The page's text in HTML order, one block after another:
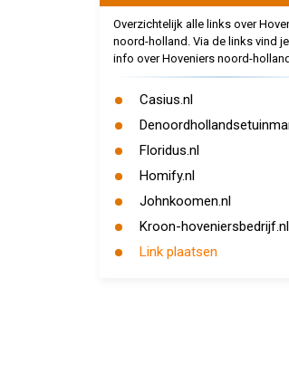
Overzichtelijk alle links over
noord-holland. Via de links vind
info over Hoveniers noord-
Casius.nl
Floridus.nl
Homify.nl
Johnkoomen.nl
Kroon-hoveniersbedrijf.nl
Link plaatsen